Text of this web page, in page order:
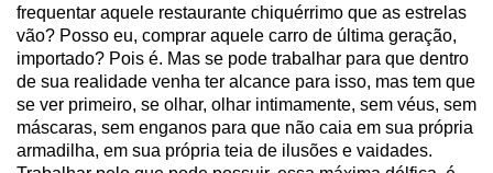
frequentar aquele restaurante chiquérrimo que as estrelas
vão? Posso eu, comprar aquele carro de última geração,
importado? Pois é. Mas se pode trabalhar para que dentro
de sua realidade venha ter alcance para isso, mas tem que
se ver primeiro, se olhar, olhar intimamente, sem véus, sem
máscaras, sem enganos para que não caia em sua própria
armadilha, em sua própria teia de ilusões e vaidades.